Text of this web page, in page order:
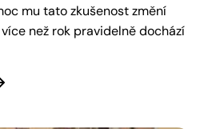
mu tato zkušenost změní
než rok pravidelně dochází